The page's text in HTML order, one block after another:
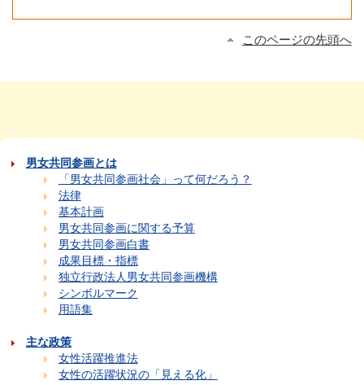
このページの先頭へ